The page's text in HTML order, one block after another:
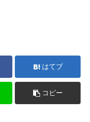
はてブ
コピー